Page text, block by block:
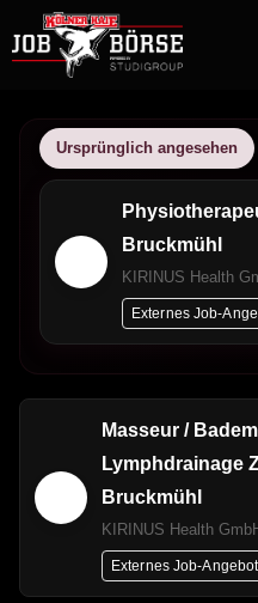
Ursprünglich angesehen
Bruckmühl
KIRINUS Health
Externes Job-
Masseur /
Lymphdrainage
Bruckmühl
KIRINUS Health
Externes Job-Angebot